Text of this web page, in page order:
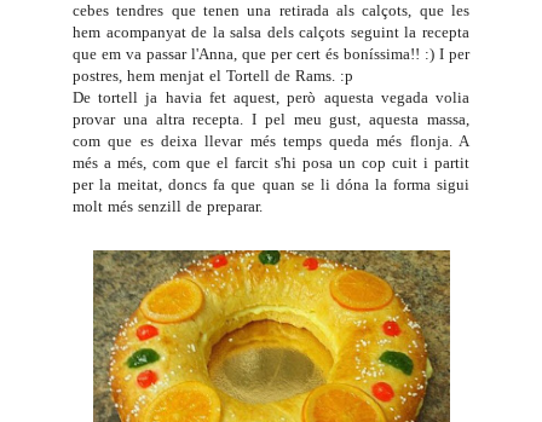
cebes tendres que tenen una retirada als calçots, que les
hem acompanyat de la salsa dels calçots seguint la recepta
que em va passar l'Anna , que per cert és boníssima!! :) I per
postres, hem menjat el Tortell de Rams. :p
De tortell ja havia fetaquest , però aquesta vegada volia
provar una altra recepta. I pel meu gust, aquesta massa,
com que es deixa llevar més temps queda més flonja. A
més a més, com que el farcit s'hi posa un cop cuit i partit
per la meitat, doncs fa que quan se li dóna la forma sigui
molt més senzill de preparar.